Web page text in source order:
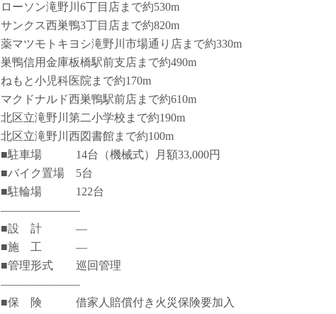
ローソン滝野川6丁目店まで約530m
サンクス西巣鴨3丁目店まで約820m
薬マツモトキヨシ滝野川市場通り店まで約330m
巣鴨信用金庫板橋駅前支店まで約490m
ねもと小児科医院まで約170m
マクドナルド西巣鴨駅前店まで約610m
北区立滝野川第二小学校まで約190m
北区立滝野川西図書館まで約100m
■駐車場 14台（機械式）月額33,000円
■バイク置場 5台
■駐輪場 122台
―――――――
■設 計 ―
■施 工 ―
■管理形式 巡回管理
―――――――
■保 険 借家人賠償付き火災保険要加入